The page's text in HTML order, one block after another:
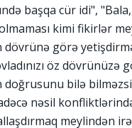
başqa cür idi",
kimi fikirlər
dövrünə görə
öz
doğrusunu bilə
nəsil
meylindən